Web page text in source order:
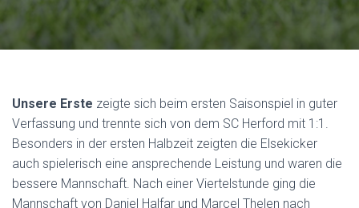
Unsere Erste zeigte sich beim ersten Saisonspiel in guter
Verfassung und trennte sich von dem SC Herford mit 1:1.
Besonders in der ersten Halbzeit zeigten die Elsekicker
auch spielerisch eine ansprechende Leistung und waren die
bessere Mannschaft. Nach einer Viertelstunde ging die
Mannschaft von Daniel Halfar und Marcel Thelen nach